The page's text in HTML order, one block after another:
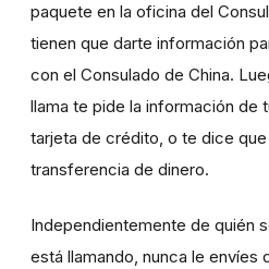
paquete en la oficina del
tienen que darte información
con el Consulado de China.
llama te pide la información de
tarjeta de crédito, o te dice que
transferencia de dinero.
Independientemente de quién
está llamando, nunca le envíes